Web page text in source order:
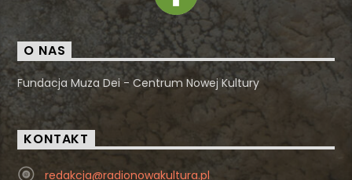
O NAS
Fundacja Muza Dei - Centrum Nowej Kultury
KONTAKT
redakcja@radionowakultura.pl